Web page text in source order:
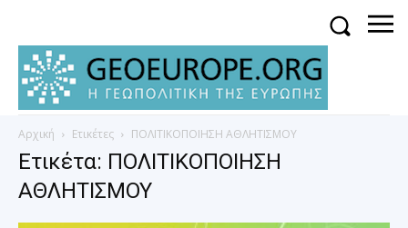
Αρχική Ετικέτες ΠΟΛΙΤΙΚΟΠΟΙΗΣΗ ΑΘΛΗΤΙΣΜΟΥ
Ετικέτα: ΠΟΛΙΤΙΚΟΠΟΙΗΣΗ
ΑΘΛΗΤΙΣΜΟΥ